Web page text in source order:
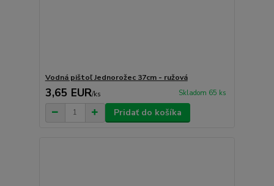
Vodná pištoľ Jednorožec 37cm - ružová
3,65 EUR/ks Skladom 65 ks
Pridať do košíka